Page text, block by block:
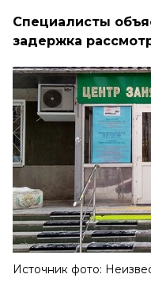
Специалисты
задержка
Источник фото: